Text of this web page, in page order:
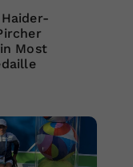
Most